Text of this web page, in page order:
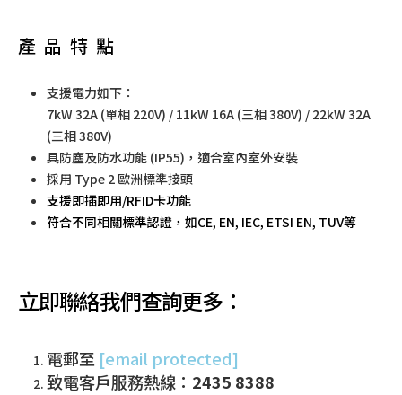
產品特點
支援電力如下：
7kW 32A (單相 220V) / 11kW 16A (三相 380V) / 22kW 32A
(三相 380V)
具防塵及防水功能 (IP55)，適合室內室外安裝
採用 Type 2 歐洲標準接頭
支援即插即用/RFID卡功能
符合不同相關標準認證，如CE, EN, IEC, ETSI EN, TUV等
立即聯絡我們查詢更多：
電郵至 [email protected]
致電客戶服務熱線： 2435 8388